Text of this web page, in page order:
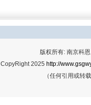
版权所有: 南京科
CopyRight 2025 http://
（任何引用或转